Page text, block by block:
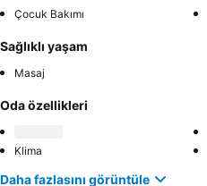
Çocuk Bakımı
Sağlıklı yaşam
Masaj
Oda özellikleri
Klima
Daha fazlasını görüntüle